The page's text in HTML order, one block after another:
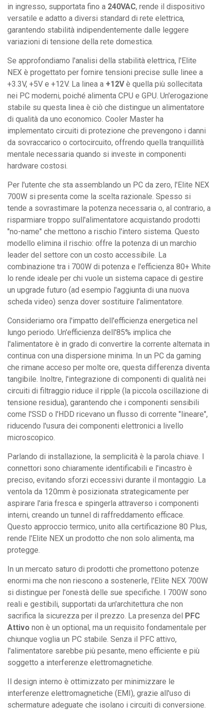
in ingresso, supportata fino a 240VAC, rende il dispositivo
versatile e adatto a diversi standard di rete elettrica,
garantendo stabilità indipendentemente dalle leggere
variazioni di tensione della rete domestica.
Se approfondiamo l'analisi della stabilità elettrica, l'Elite
NEX è progettato per fornire tensioni precise sulle linee a
+3.3V, +5V e +12V. La linea a +12Vè quella più sollecitata
nei PC moderni, poiché alimenta CPU e GPU. Un'erogazione
stabile su questa linea è ciò che distingue un alimentatore
di qualità da uno economico. Cooler Master ha
implementato circuiti di protezione che prevengono i danni
da sovraccarico o cortocircuito, offrendo quella tranquillità
mentale necessaria quando si investe in componenti
hardware costosi.
Per l'utente che sta assemblando un PC da zero, l'Elite NEX
700W si presenta come la scelta razionale. Spesso si
tende a sovrastimare la potenza necessaria o, al contrario, a
risparmiare troppo sull'alimentatore acquistando prodotti
"no-name" che mettono a rischio l'intero sistema. Questo
modello elimina il rischio: offre la potenza di un marchio
leader del settore con un costo accessibile. La
combinazione tra i 700W di potenza e l'efficienza 80+ White
lo rende ideale per chi vuole un sistema capace di gestire
un upgrade futuro (ad esempio l'aggiunta di una nuova
scheda video) senza dover sostituire l'alimentatore.
Consideriamo ora l'impatto dell'efficienza energetica nel
lungo periodo. Un'efficienza dell'85% implica che
l'alimentatore è in grado di convertire la corrente alternata in
continua con una dispersione minima. In un PC da gaming
che rimane acceso per molte ore, questa differenza diventa
tangibile. Inoltre, l'integrazione di componenti di qualità nei
circuiti di filtraggio riduce il ripple (la piccola oscillazione di
tensione residua), garantendo che i componenti sensibili
come l'SSD o l'HDD ricevano un flusso di corrente "lineare",
riducendo l'usura dei componenti elettronici a livello
microscopico.
Parlando di installazione, la semplicità è la parola chiave. I
connettori sono chiaramente identificabili e l'incastro è
preciso, evitando sforzi eccessivi durante il montaggio. La
ventola da 120mm è posizionata strategicamente per
aspirare l'aria fresca e spingerla attraverso i componenti
interni, creando un tunnel di raffreddamento efficace.
Questo approccio termico, unito alla certificazione 80 Plus,
rende l'Elite NEX un prodotto che non solo alimenta, ma
protegge.
In un mercato saturo di prodotti che promettono potenze
enormi ma che non riescono a sostenerle, l'Elite NEX 700W
si distingue per l'onestà delle sue specifiche. I 700W sono
reali e gestibili, supportati da un'architettura che non
sacrifica la sicurezza per il prezzo. La presenza del PFC
Attivo non è un optional, ma un requisito fondamentale per
chiunque voglia un PC stabile. Senza il PFC attivo,
l'alimentatore sarebbe più pesante, meno efficiente e più
soggetto a interferenze elettromagnetiche.
Il design interno è ottimizzato per minimizzare le
interferenze elettromagnetiche (EMI), grazie all'uso di
schermature adeguate che isolano i circuiti di conversione.